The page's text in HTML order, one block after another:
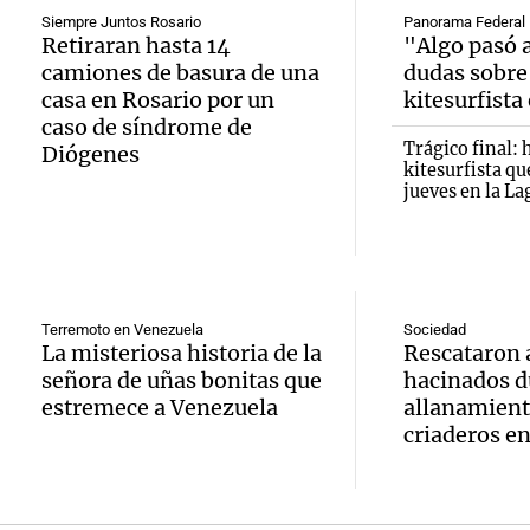
Panorama
Episodios
relato
Greco
Deportes
Episodios
de
para
fin de
Audio.
inicia
la
para
nuevos
casa
para
Audio.
Siempre Juntos Rosario
Retiraran hasta 14
camiones de basura de una
casa en Rosario por un
caso de síndrome de
Diógenes
Panorama Federal
"Algo pasó
dudas
kitesurfista
Trágico final:
kitesurfista
jueves en la
Terremoto en Venezuela
La misteriosa historia de la
señora de uñas bonitas que
estremece a Venezuela
Sociedad
Rescataron
hacinados
criaderos